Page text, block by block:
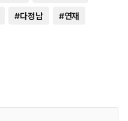
#다정남 #연재